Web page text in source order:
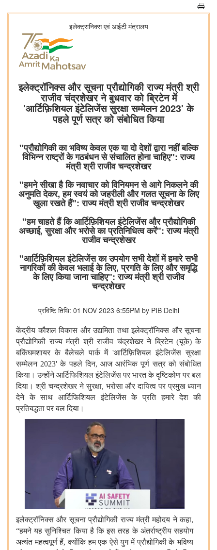
इलेक्ट्रानिक्स एवं आईटी मंत्रालय
इलेक्ट्रॉनिक्स और सूचना प्रौद्योगिकी राज्य मंत्री श्री
राजीव चंद्रशेखर ने बुधवार को ब्रिटेन में
'आर्टिफ़िशियल इंटेलिजेंस सुरक्षा सम्मेलन 2023' के
पहले पूर्ण सत्र को संबोधित किया
"प्रौद्योगिकी का भविष्य केवल एक या दो देशों द्वारा नहीं बल्कि
विभिन्न राष्ट्रों के गठबंधन से संचालित होना चाहिए": राज्य
मंत्री श्री राजीव चन्द्रशेखर
"हमने सीखा है कि नवाचार को विनियमन से आगे निकलने की
अनुमति देकर, हम स्वयं को जहरीली और गलत सूचना के लिए
खुला रखते हैं": राज्य मंत्री श्री राजीव चन्द्रशेखर
"हम चाहते हैं कि आर्टिफ़िशियल इंटेलिजेंस और प्रौद्योगिकी
अच्छाई, सुरक्षा और भरोसे का प्रतिनिधित्व करें": राज्य मंत्री
राजीव चन्द्रशेखर
"आर्टिफ़िशियल इंटेलिजेंस का उपयोग सभी देशों में हमारे सभी
नागरिकों की केवल भलाई के लिए, प्रगति के लिए और समृद्धि
के लिए किया जाना चाहिए": राज्य मंत्री श्री राजीव
चन्द्रशेखर
प्रविष्टि तिथि: 01 NOV 2023 6:55PM by PIB Delhi
केंद्रीय कौशल विकास और उद्यमिता तथा इलेक्ट्रॉनिक्स और सूचना
प्रौद्योगिकी राज्य मंत्री श्री राजीव चंद्रशेखर ने ब्रिटेन(यूके)के
बकिंघमशायर के बैलेचले पार्क में'आर्टिफ़िशियल इंटेलिजेंस सुरक्षा
सम्मेलन2023'के पहले दिन,आज आरंभिक पूर्ण सत्र को संबोधित
किया। उन्होंने आर्टिफिशियल इंटेलिजेंस पर भारत के दृष्टिकोण पर बल
दिया। श्री चन्द्रशेखर ने सुरक्षा, भरोसा और दायित्व पर प्रमुख ध्यान
देने
के साथ आर्टिफिशियल इंटेलिजेंस के प्रति हमारे देश
की
प्रतिबद्धता पर बल दिया।
इलेक्ट्रॉनिक्स और सूचना प्रौद्योगिकी राज्य मंत्री महोदय ने कहा,
“हमने यह सुनिश्चित किया है कि इस तरह के अंतर्राष्ट्रीय सहयोग
अत्यंत महत्वपूर्ण हैं,क्योंकि हम एक ऐसे युग में प्रौद्योगिकी के भविष्य